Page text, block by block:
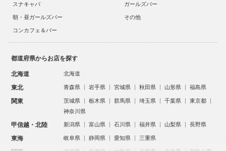
スナキャバ
ガールズバー
朝・昼ガールズバー
その他
コンカフェ＆バー
都道府県からお店を探す
北海道 北海道
東北 青森県 岩手県 宮城県 秋田県 山形県 福島県
関東 茨城県 栃木県 群馬県 埼玉県 千葉県
東京都
神奈川県
甲信越・北陸 新潟県 富山県 石川県 福井県 山梨県 長野県
東海 岐阜県 静岡県 愛知県 三重県